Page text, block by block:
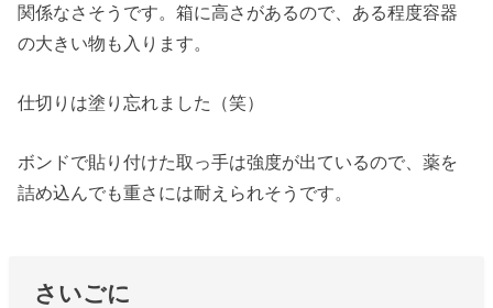
関係なさそうです。箱に高さがあるので、ある程度容器
の大きい物も入ります。
仕切りは塗り忘れました（笑）
ボンドで貼り付けた取っ手は強度が出ているので、薬を
詰め込んでも重さには耐えられそうです。
さいごに